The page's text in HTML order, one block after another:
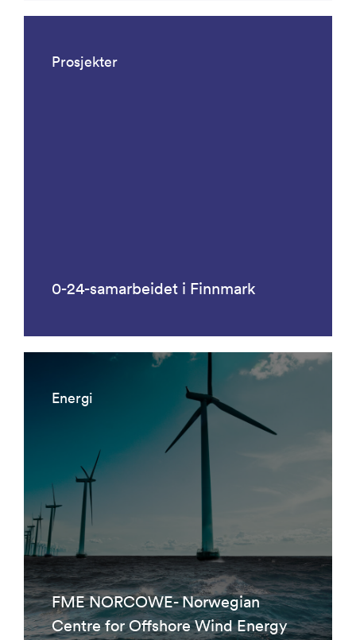
Prosjekter
0-24-samarbeidet i Finnmark
Energi
FME NORCOWE- Norwegian
Centre for Offshore Wind Energy